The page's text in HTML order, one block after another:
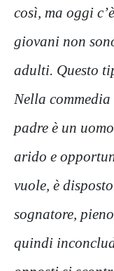
così, ma oggi
giovani non
adulti. Questo
Nella
padre è un
arido e
vuole, è
sognatore,
quindi